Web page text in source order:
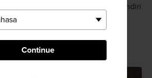
Continue
yang didedikasikan untuk pendiri
ke puncak biasanya memerlukan
menit.